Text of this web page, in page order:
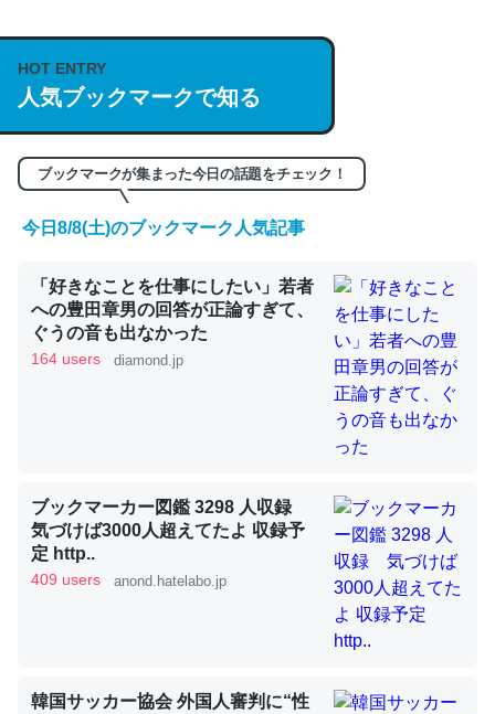
説してる記事が少ないので貴重な良記事。/続編来た
https://isobe324649.hatenablog.com/entry/2023/03/27
/064121
─GPTの仕組みと限界についての考察（１） - conceptualization
くらい。小説でいう「ずっと前の伏線」は回収されないけ
ど、短期記憶というには多い分量。進化すればするほど分
かりやすく強くなりそう
─GPTの仕組みと限界についての考察（１） - conceptualization
昆虫ってカルシウム少ないのか。知らんかった。調べたら
コオロギのカルシウム分はエビの600分の1程度。
─ニュース :: 【研究発表】昆虫学の大問題＝「昆虫はなぜ海にいな
HOT ENTRY
人気ブックマークで知る
ブックマークが集まった今日の話題をチェック！
今日8/8(土)のブックマーク人気記事
「好きなことを仕事にしたい」若者
への豊田章男の回答が正論すぎて、
ぐうの音も出なかった
164 users diamond.jp
ブックマーカー図鑑 3298 人収録
気づけば3000人超えてたよ 収録予
定 http..
409 users anond.hatelabo.jp
韓国サッカー協会 外国人審判に“性